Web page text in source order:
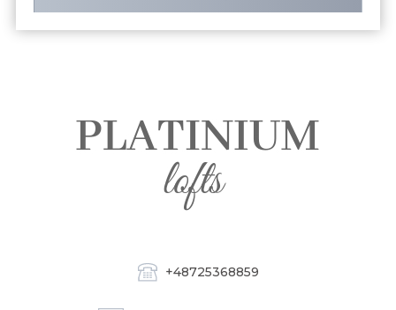
+48725368859